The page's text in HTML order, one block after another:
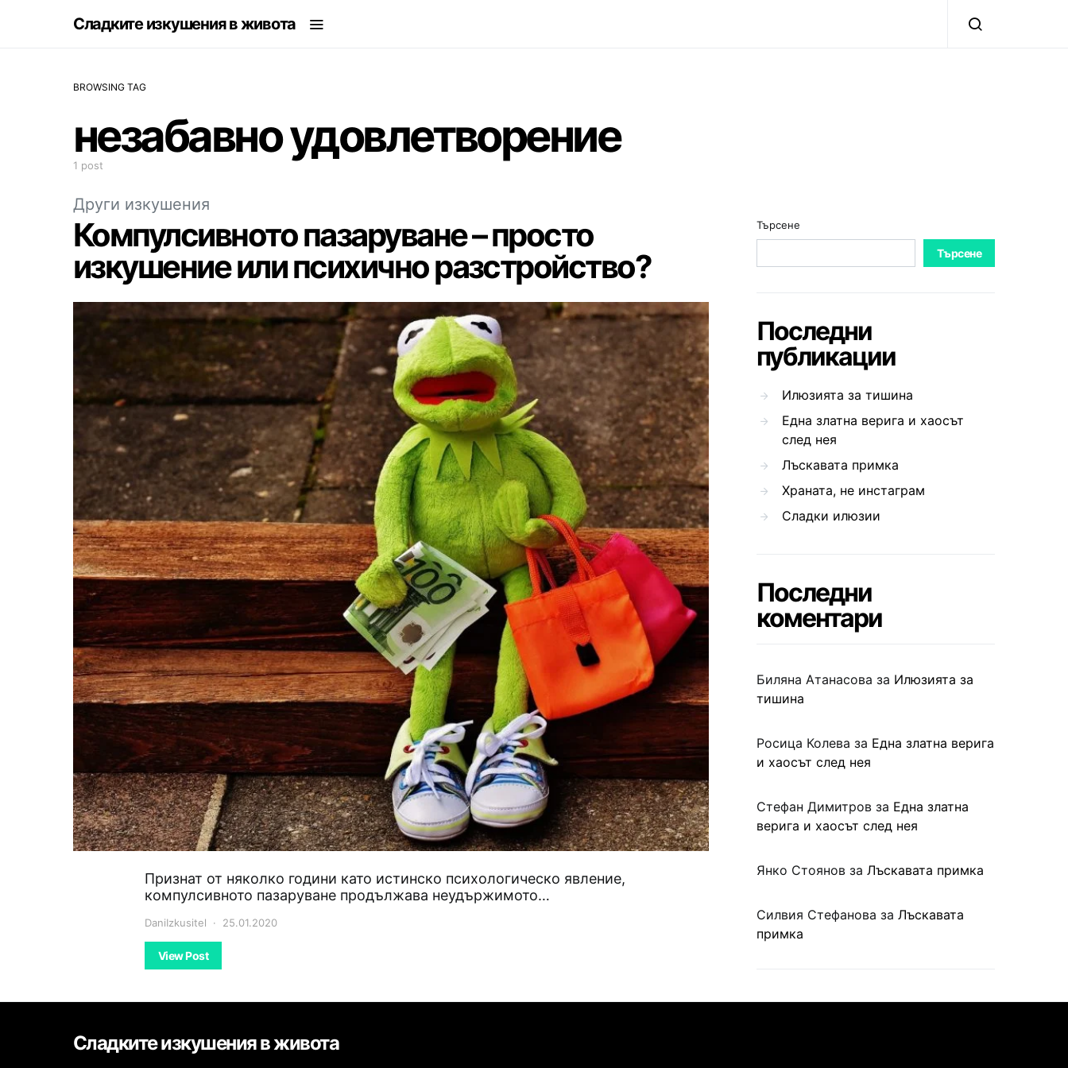
Сладките изкушения в живота
BROWSING TAG
незабавно удовлетворение
1 post
Други изкушения
Компулсивното пазаруване – просто
изкушение или психично разстройство?
Признат от няколко години като истинско психологическо явление,
компулсивното пазаруване продължава неудържимото…
DaniIzkusitel 25.01.2020
View Post
Търсене
Търсене
Последни
публикации
Илюзията за тишина
Една златна верига и хаосът
след нея
Лъскавата примка
Храната, не инстаграм
Сладки илюзии
Последни
коментари
Биляна Атанасова за Илюзията за
тишина
Росица Колева за Една златна верига
и хаосът след нея
Стефан Димитров за Една златна
верига и хаосът след нея
Янко Стоянов за Лъскавата примка
Силвия Стефанова за Лъскавата
примка
Сладките изкушения в живота